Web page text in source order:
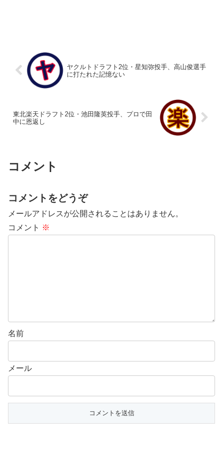
ヤクルトドラフト2位・星知弥投手、高山俊選手
に打たれた記憶ない
東北楽天ドラフト2位・池田隆英投手、プロで田
中に恩返し
コメント
コメントをどうぞ
メールアドレスが公開されることはありません。
コメント ※
名前
メール